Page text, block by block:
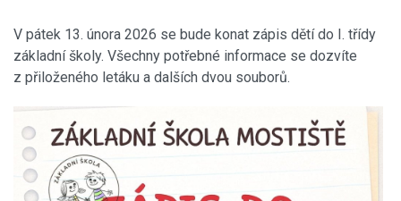
V pátek 13. února 2026 se bude konat zápis dětí do I. třídy
základní školy. Všechny potřebné informace se dozvíte
z přiloženého letáku a dalších dvou souborů.